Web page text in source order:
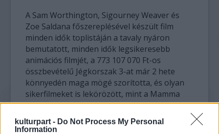
kulturpart - Do Not Process My Personal
Information
A Sam Worthington, Sigourney Weaver és
Zoe Saldana főszereplésével készült film
minden idők toplistáján a tavaly nyáron
bemutatott, minden idők legsikeresebb
animációs filmjét, a 773 107 070 Ft-os
összbevételű Jégkorszak 3-at már 2 hete
könnyedén maga mögé szorította, és olyan
sikerfilmeket is lekörözött, mint a Mamma
Mia! (750 418 345 Ft) vagy a Harry Potter és a
bölcsek köve (690 680 836 Ft).